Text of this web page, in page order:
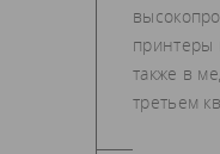
принтеры
также в
третьем